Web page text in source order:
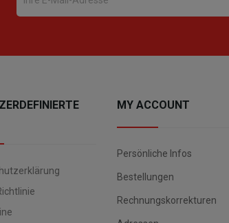
MY ACCOUNT
Persönliche Infos
Bestellungen
Rechnungskorrekturen